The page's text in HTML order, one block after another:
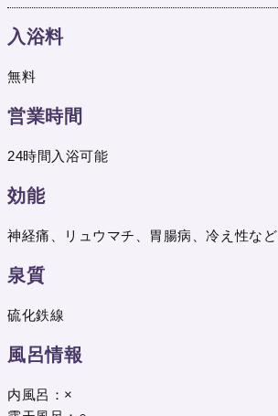
入浴料
無料
営業時間
24時間入浴可能
効能
神経痛、リュウマチ、胃腸病、冷え性など
泉質
硫化鉄線
風呂情報
内風呂：×